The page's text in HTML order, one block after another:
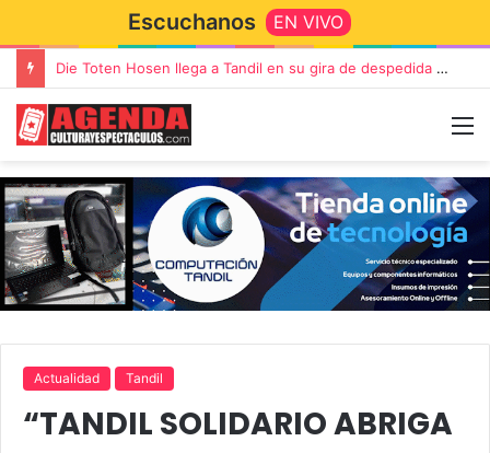
Escuchanos EN VIVO
Die Toten Hosen llega a Tandil en su gira de despedida «Fútbol, Asado, Vino y Adiós Amigos»
Actualidad Tandil
“TANDIL SOLIDARIO ABRIGA